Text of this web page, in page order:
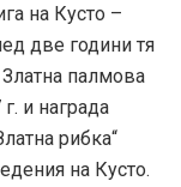
на Кусто –
две години тя
палмова
и награда
рибка“
на Кусто.